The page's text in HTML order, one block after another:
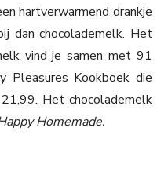
hartverwarmend drankje
dan chocolademelk. Het
vind je samen met 91
Pleasures Kookboek die
Het chocolademelk
Homemade.